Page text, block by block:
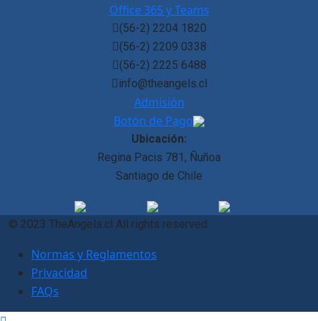
Office 365 y Teams
(56-2) 2204 1820
(56-2) 2209 0338
(56-2) 2225 6488
info@theangels.cl
Admisión
Botón de Pago
Ubicación:
Regina Pacis 781, Ñuñoa
Santiago de Chile
© 2023 TheAngels.cl All rights reserved.
Normas y Reglamentos
Privacidad
FAQs